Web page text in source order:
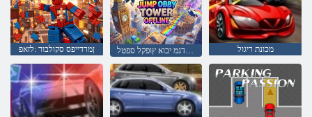
ןמרדייפס סקולבור :לזאפ ןווקמ אל בצמב לדגמ יבוא ץופקל ספטל מכונת ריגול